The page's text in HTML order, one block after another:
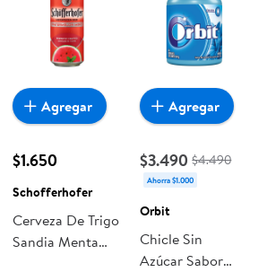
$1.650
Schofferhofer
Cerveza De Trigo
Sandia Menta
Agregar
$3.490 $4.490
Ahorra $1.000
Orbit
Chicle Sin
Azúcar Sabor
Agregar